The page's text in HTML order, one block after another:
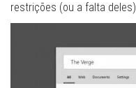
restrições (ou a falta